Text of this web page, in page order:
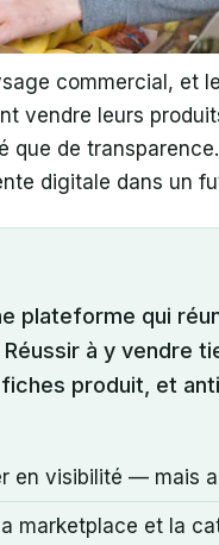
commercial, et
vendre leurs
de
digitale dans un
plateforme qui
à y vendre
produit, et
en visibilité — mais
marketplace et la